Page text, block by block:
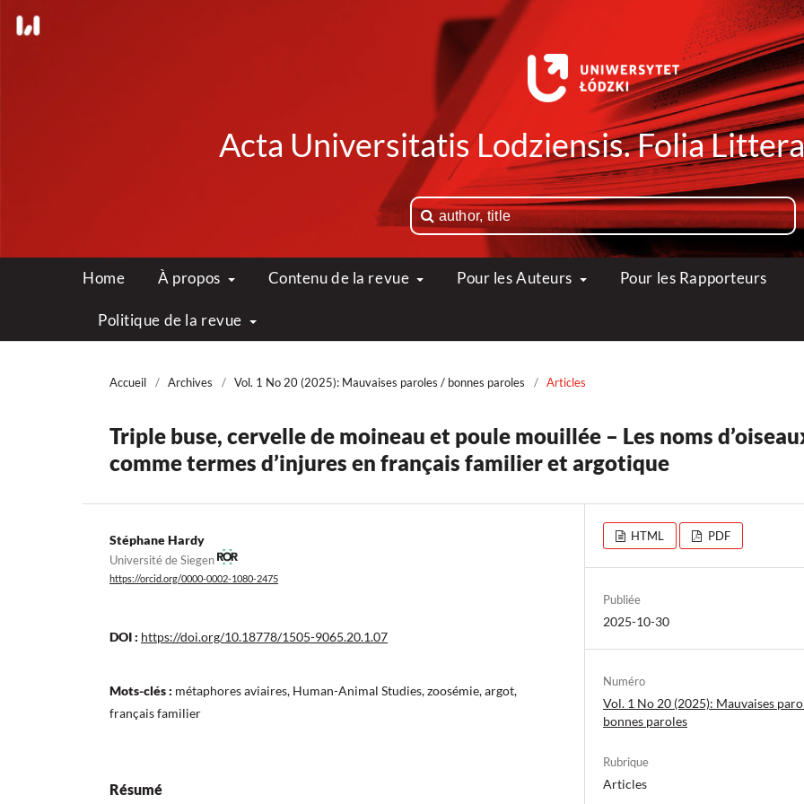
Acta Universitatis Lodziensis. Folia
Home À propos Contenu de la revue Pour les Auteurs Pour les Rapporteurs
Politique de la revue
Accueil / Archives / Vol. 1 No 20 (2025): Mauvaises paroles / bonnes paroles / Articles
Triple buse, cervelle de moineau et poule mouillée – Les noms
comme termes d’injures en français familier et argotique
Stéphane Hardy
Université de Siegen
https://orcid.org/0000-0002-1080-2475
DOI : https://doi.org/10.18778/1505-9065.20.1.07
Mots-clés : métaphores aviaires, Human-Animal Studies, zoosémie, argot,
français familier
Résumé
HTML PDF
Publiée
2025-10-30
Numéro
Vol. 1 No 20 (2025): Mauvaises
bonnes paroles
Rubrique
Articles